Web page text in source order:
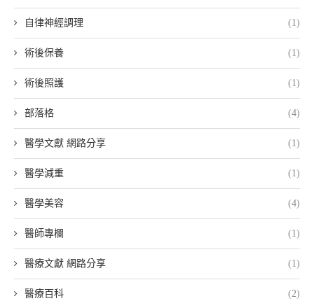
自律神經調理 (1)
術後保養 (1)
術後照護 (1)
部落格 (4)
醫學文獻 網路分享 (1)
醫學減重 (1)
醫學美容 (4)
醫師專欄 (1)
醫療文獻 網路分享 (1)
醫療百科 (2)